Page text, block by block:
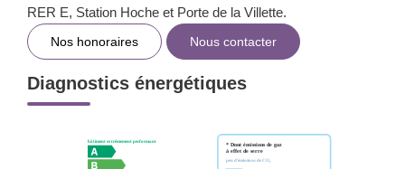
RER E, Station Hoche et Porte de la Villette.
Nos honoraires Nous contacter
Diagnostics énergétiques